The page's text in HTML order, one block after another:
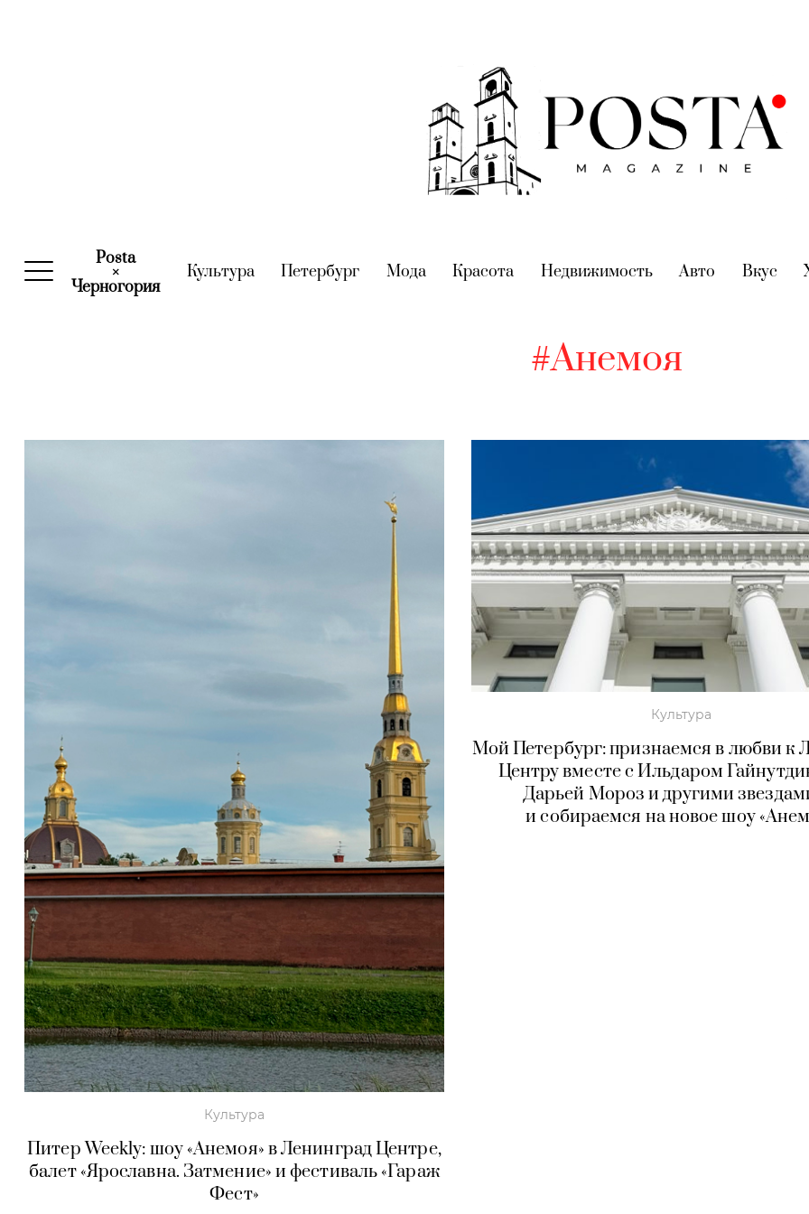
Posta
×
Черногория(current)
Культура(current)
Петербург (current)
Мода(current)
Красота (current)
Недвижимость(current)
Авто (current)
Вкус
#Анемоя
Культура
Питер Weekly: шоу «Анемоя» в Ленинград Центре,
балет «Ярославна. Затмение» и фестиваль «Гараж
Фест»
Культура
Мой Петербург: признаемся в любви к
Центру вместе с Ильдаром
Дарьей Мороз и другими
и собираемся на новое шоу